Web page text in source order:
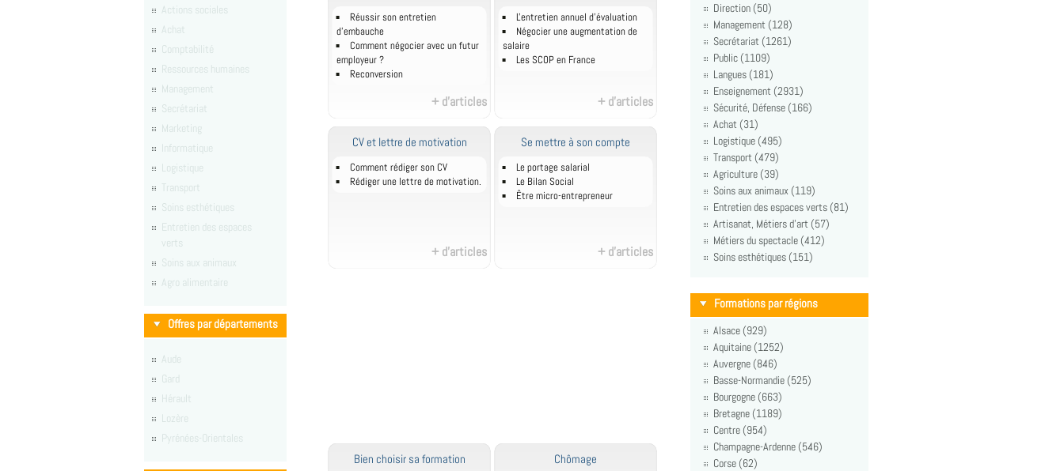
Actions sociales
Achat
Comptabilité
Ressources humaines
Management
Secrétariat
Marketing
Informatique
Logistique
Transport
Soins esthétiques
Entretien des espaces
verts
Soins aux animaux
Agro alimentaire
Offres par départements
Aude
Gard
Hérault
Lozère
Pyrénées-Orientales
Réussir son entretien
d'embauche
Comment négocier avec un futur
employeur ?
Reconversion
+ d'articles
L'entretien annuel d’évaluation
Négocier une augmentation de
salaire
Les SCOP en France
+ d'articles
CV et lettre de motivation
Comment rédiger son CV
Rédiger une lettre de motivation.
+ d'articles
Se mettre à son compte
Le portage salarial
Le Bilan Social
Être micro-entrepreneur
+ d'articles
Bien choisir sa formation Chômage
Direction (50)
Management (128)
Secrétariat (1261)
Public (1109)
Langues (181)
Enseignement (2931)
Sécurité, Défense (166)
Achat (31)
Logistique (495)
Transport (479)
Agriculture (39)
Soins aux animaux (119)
Entretien des espaces verts (81)
Artisanat, Métiers d'art (57)
Métiers du spectacle (412)
Soins esthétiques (151)
Formations par régions
Alsace (929)
Aquitaine (1252)
Auvergne (846)
Basse-Normandie (525)
Bourgogne (663)
Bretagne (1189)
Centre (954)
Champagne-Ardenne (546)
Corse (62)